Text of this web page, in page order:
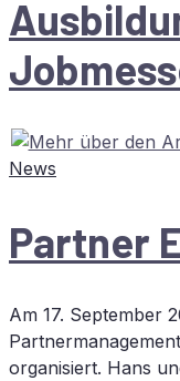
News
Part­ner
Am 17. September
organisiert. Hans